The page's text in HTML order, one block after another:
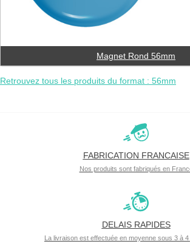
Magnet Rond 56mm
Retrouvez tous les produits du format : 56mm
FABRICATION FRANCAISE
Nos produits sont fabriqués en
DELAIS RAPIDES
La livraison est effectuée en moyenne sous 3 à